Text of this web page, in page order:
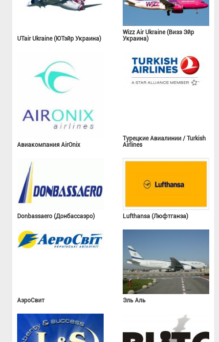
UTair Ukraine (ЮТэйр Украина)
Wizz Air Ukraine (Визз Эйр
Украина)
Авиакомпания AirOnix
Турецкие Авиалинии / Turkish
Airlines
Donbassaero (Донбассаэро) Lufthansa (Люфтганза)
АэроСвит Эль Аль